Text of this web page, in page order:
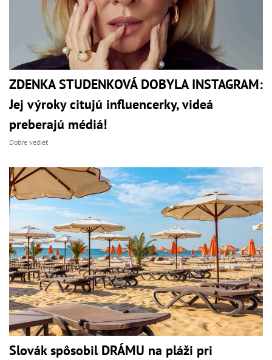
ZDENKA STUDENKOVÁ DOBYLA INSTAGRAM:
Jej výroky citujú influencerky, videá
preberajú médiá!
Dobre vedieť
Slovák spôsobil DRÁMU na pláži pri